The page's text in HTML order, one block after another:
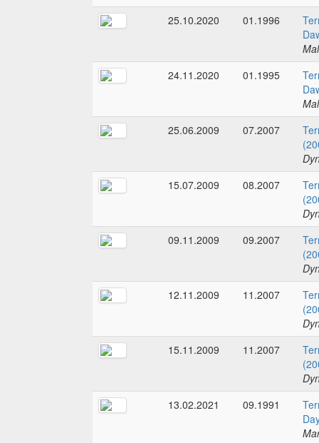
25.10.2020
01.1996
24.11.2020
01.1995
25.06.2009
07.2007
15.07.2009
08.2007
09.11.2009
09.2007
12.11.2009
11.2007
15.11.2009
11.2007
13.02.2021
09.1991